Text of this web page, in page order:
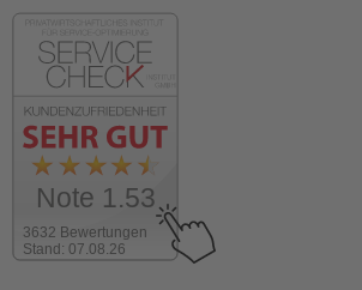
3632 Bewertungen
Stand: 07.08.26
Note 1.53